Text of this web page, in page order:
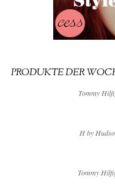
PRODUKTE DER
Tommy
H by
Tommy